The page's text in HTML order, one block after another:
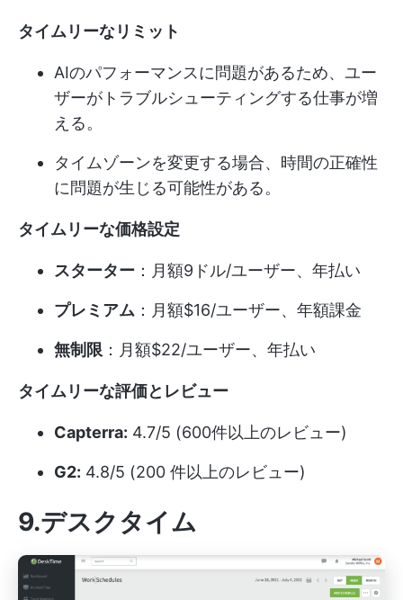
タイムリーなリミット
AIのパフォーマンスに問題があるため、ユー
ザーがトラブルシューティングする仕事が増
える。
タイムゾーンを変更する場合、時間の正確性
に問題が生じる可能性がある。
タイムリーな価格設定
スターター ：月額9ドル/ユーザー、年払い
プレミアム ：月額$16/ユーザー、年額課金
無制限 ：月額$22/ユーザー、年払い
タイムリーな評価とレビュー
Capterra: 4.7/5 (600件以上のレビュー)
G2: 4.8/5 (200 件以上のレビュー)
9.デスクタイム